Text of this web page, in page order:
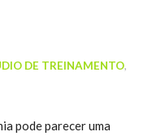
DE TREINAMENTO,
pode parecer uma